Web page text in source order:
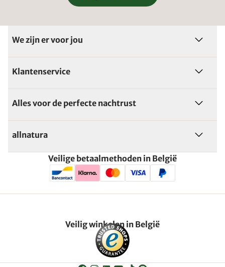
We zijn er voor jou
Klantenservice
Alles voor de perfecte nachtrust
allnatura
Veilige betaalmethoden in België
Veilig winkelen in België